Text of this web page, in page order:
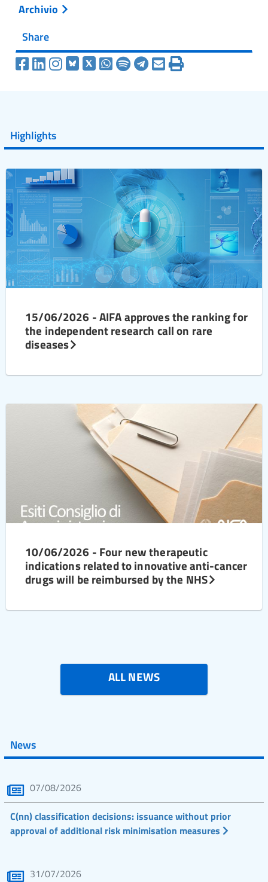
Archivio
Share
Highlights
15/06/2026 - AIFA approves the ranking for
the independent research call on rare
diseases
10/06/2026 - Four new therapeutic
indications related to innovative anti-cancer
drugs will be reimbursed by the NHS
ALL NEWS
News
07/08/2026
C(nn) classification decisions: issuance without prior
approval of additional risk minimisation measures
31/07/2026